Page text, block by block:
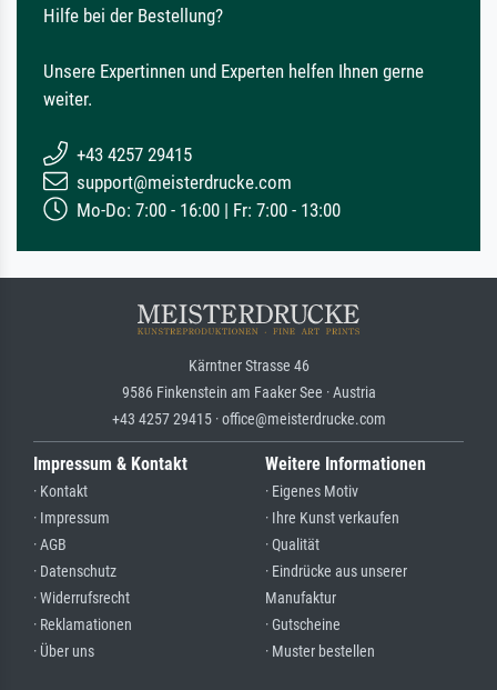
Hilfe bei der Bestellung?
Unsere Expertinnen und Experten helfen Ihnen gerne
weiter.
+43 4257 29415
support@meisterdrucke.com
Mo-Do: 7:00 - 16:00 | Fr: 7:00 - 13:00
Kärntner Strasse 46
9586 Finkenstein am Faaker See · Austria
+43 4257 29415 · office@meisterdrucke.com
Impressum & Kontakt
· Kontakt
· Impressum
· AGB
· Datenschutz
· Widerrufsrecht
· Reklamationen
· Über uns
Weitere Informationen
· Eigenes Motiv
· Ihre Kunst verkaufen
· Qualität
· Eindrücke aus unserer
Manufaktur
· Gutscheine
· Muster bestellen